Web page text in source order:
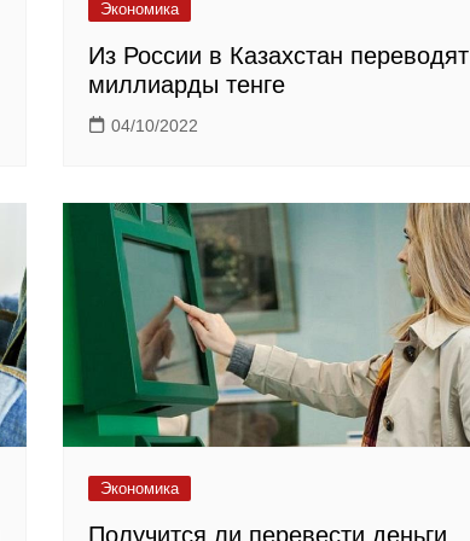
Экономика
Из России в Казахстан переводят
миллиарды тенге
04/10/2022
Экономика
Получится ли перевести деньги